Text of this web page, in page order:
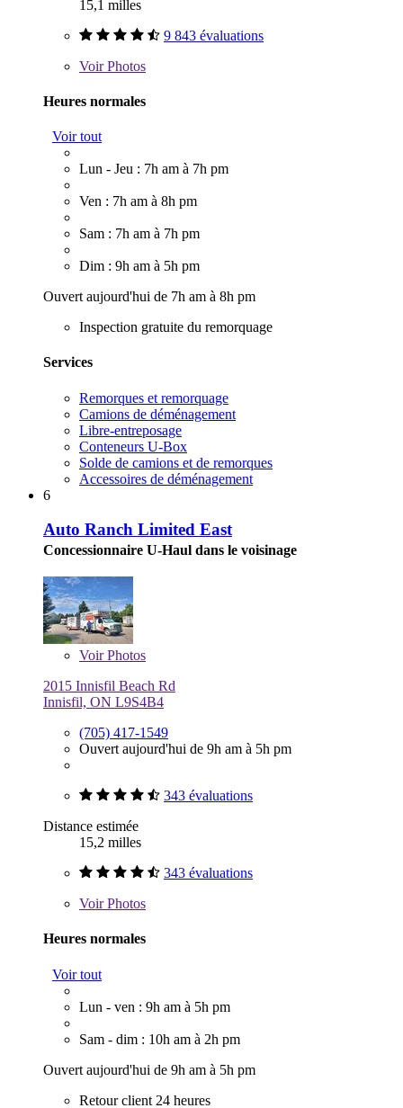
15,1 milles
9 843 évaluations
VoirPhotos
Heures normales
Voir tout
Lun - Jeu : 7h am à 7h pm
Ven : 7h am à 8h pm
Sam : 7h am à 7h pm
Dim : 9h am à 5h pm
Ouvert aujourd'hui de 7h am à 8h pm
Inspection gratuite du remorquage
Services
Remorques et remorquage
Camions de déménagement
Libre-entreposage
Conteneurs U-Box
Solde de camions et de remorques
Accessoires de déménagement
6
Auto Ranch Limited East
Concessionnaire U-Haul dans le voisinage
VoirPhotos
2015 Innisfil Beach Rd
Innisfil, ON L9S4B4
(705) 417-1549
Ouvert aujourd'hui de 9h am à 5h pm
343 évaluations
Distance estimée
15,2 milles
343 évaluations
VoirPhotos
Heures normales
Voir tout
Lun - ven : 9h am à 5h pm
Sam - dim : 10h am à 2h pm
Ouvert aujourd'hui de 9h am à 5h pm
Retour client 24 heures